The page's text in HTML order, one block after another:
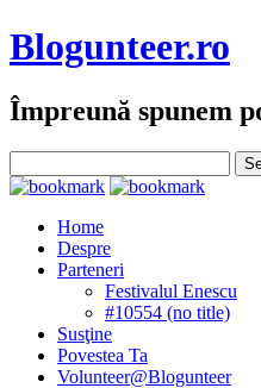
Blogunteer.ro
Împreună spunem
Home
Despre
Parteneri
Festivalul Enescu
#10554 (no title)
Susţine
Povestea Ta
Volunteer@Blogunteer